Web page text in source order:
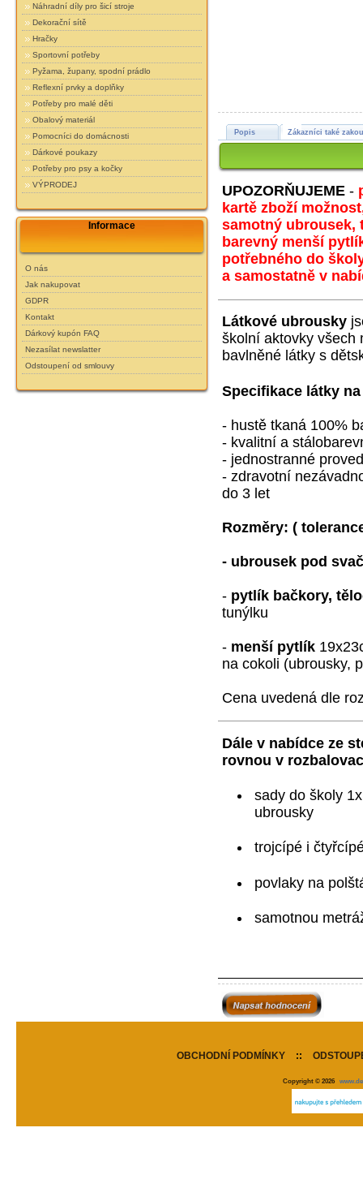
Náhradní díly pro šicí stroje
Dekorační sítě
Hračky
Sportovní potřeby
Pyžama, župany, spodní prádlo
Reflexní prvky a doplňky
Potřeby pro malé děti
Obalový materiál
Pomocníci do domácnosti
Dárkové poukazy
Potřeby pro psy a kočky
VÝPRODEJ
Informace
O nás
Jak nakupovat
GDPR
Kontakt
Dárkový kupón FAQ
Nezasílat newslatter
Odstoupení od smlouvy
Popis Zákazníci také
UPOZORŇUJEME -
kartě zboží
samotný ubrousek,
barevný menší
potřebného do
a samostatně v
Látkové ubrousky
školní aktovky všech
bavlněné látky s
Specifikace látky
- hustě tkaná 100%
- kvalitní a
- jednostranné
- zdravotní
do 3 let
Rozměry:(
- ubrousek pod
- pytlík bačkory,
tunýlku
- menší pytlík
na cokoli (ubrousky,
Cena uvedená dle
Dále v nabídce ze
rovnou v
sady do školy
ubrousky
trojcípé i
povlaky na
samotnou
OBCHODNÍ PODMÍNKY ::
Copyright © 2026